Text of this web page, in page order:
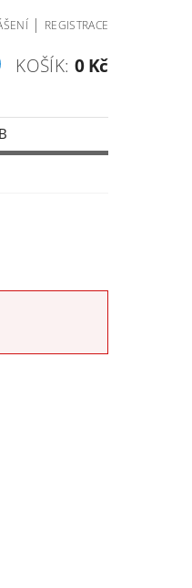
| REGISTRACE
KOŠÍK: 0 Kč